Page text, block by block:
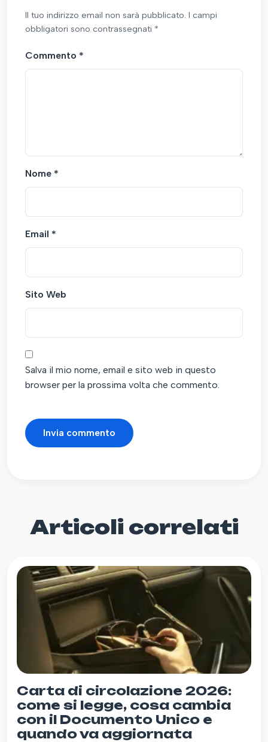
Il tuo indirizzo email non sarà pubblicato. I campi
obbligatori sono contrassegnati *
Commento *
Nome *
Email *
Sito Web
Salva il mio nome, email e sito web in questo
browser per la prossima volta che commento.
Articoli correlati
Carta di circolazione 2026:
come si legge, cosa cambia
con il Documento Unico e
quando va aggiornata